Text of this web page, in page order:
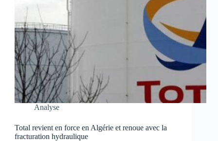
Analyse
Total revient en force en Algérie et renoue avec la
fracturation hydraulique